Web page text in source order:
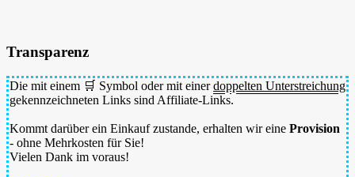
Transparenz
Die mit einem 🛒 Symbol oder mit einerdoppelten Unterstreichung
gekennzeichneten Links sind Affiliate-Links.
Kommt darüber ein Einkauf zustande, erhalten wir eine Provision
- ohne Mehrkosten für Sie!
Vielen Dank im voraus!